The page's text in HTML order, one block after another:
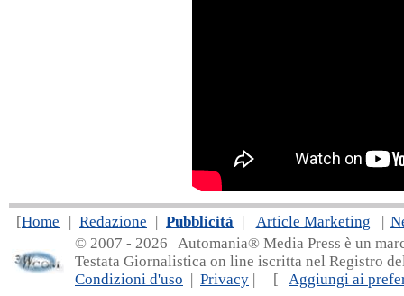
[Home | Redazione | Pubblicità | Article Marketing |
© 2007 - 2026 Automania® Media Press è un
Testata Giornalistica on line iscritta nel Registro
Condizioni d'uso | Privacy | [ Aggiungi ai